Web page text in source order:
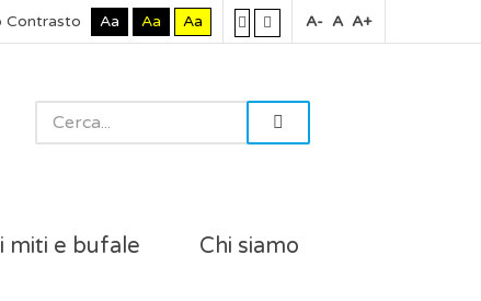
Contrasto Aa Aa Aa A- A A+
miti e bufale Chi siamo